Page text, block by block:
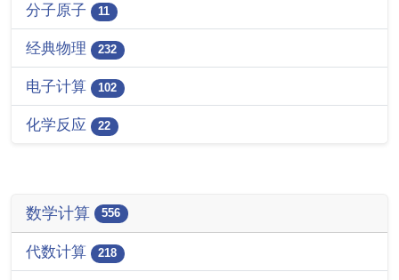
分子原子 11
经典物理 232
电子计算 102
化学反应 22
数学计算 556
代数计算 218